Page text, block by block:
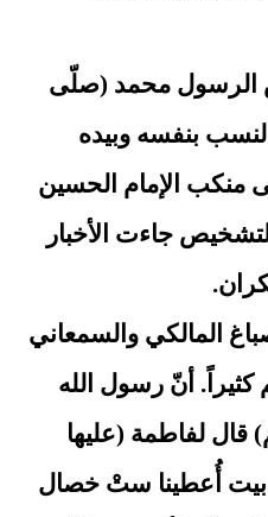
الرسول محمد (صلّى
بنفسه وبيده
منكب الإمام الحسين
جاءت الأخبار
المالكي والسمعاني
كثيراً. أنّ رسول الله
قال لفاطمة (عليها
بيت أُعطينا ستْ خصال